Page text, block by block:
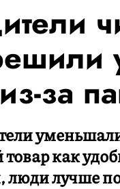
за
как
люди лучше